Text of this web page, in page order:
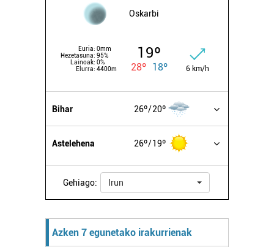
Oskarbi
Euria: 0mm
Hezetasuna: 95%
Lainoak: 0%
Elurra: 4400m
19º
28º 18º 6 km/h
Bihar 26º 20º
Astelehena 26º 19º
Gehiago: Irun
Azken 7 egunetako irakurrienak